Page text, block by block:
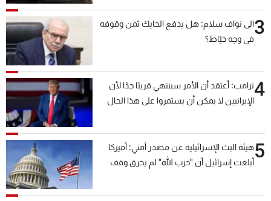
3الى نواف سلام: هل يدفع الحايك ثمن وقوفه
في وجه خيّاط؟
4ترامب: أعتقد أن الأمر سينتهي قريبًا جدًا لأن
الإيرانيين لا يمكن أن يستمروا على هذا الحال
5هيئة البث الإسرائيلية عن مصدر أمني: أميركا
أبلغت إسرائيل أن "حزب الله" لم يخرق وقف